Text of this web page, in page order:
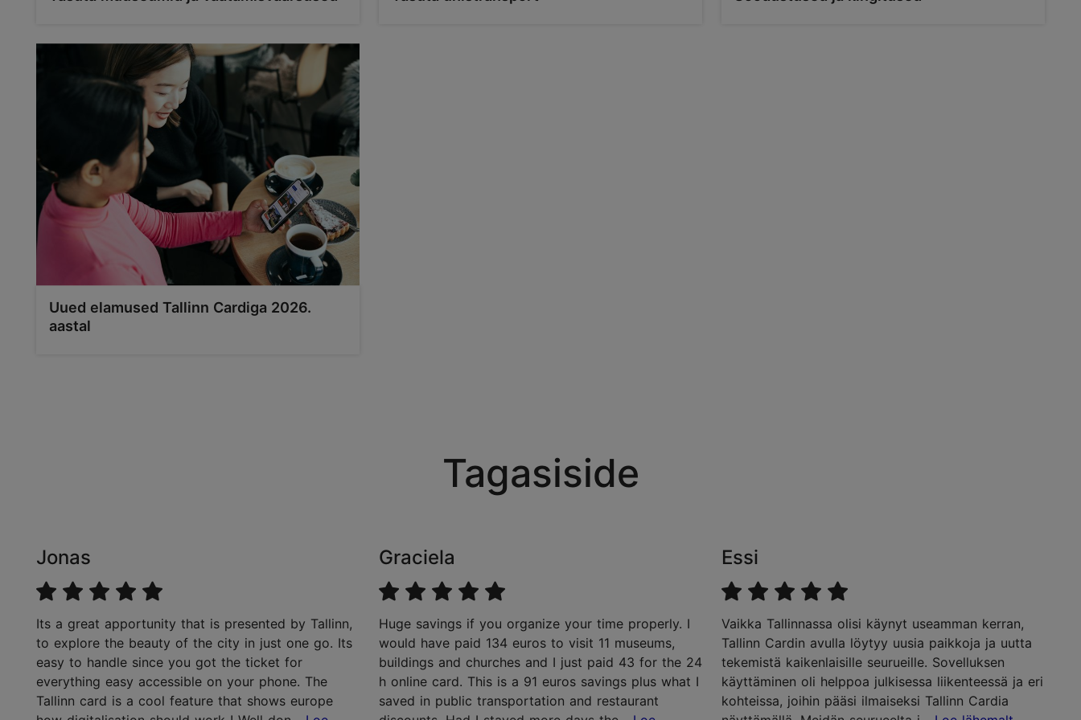
Uued elamused Tallinn Cardiga 2026.
aastal
Tagasiside
Jonas
Its a great apportunity that is presented by Tallinn,
to explore the beauty of the city in just one go. Its
easy to handle since you got the ticket for
everything easy accessible on your phone. The
Tallinn card is a cool feature that shows europe
Graciela
Huge savings if you organize your time properly. I
would have paid 134 euros to visit 11 museums,
buildings and churches and I just paid 43 for the 24
h online card. This is a 91 euros savings plus what I
saved in public transportation and restaurant
Essi
Vaikka Tallinnassa olisi käynyt useamman kerran,
Tallinn Cardin avulla löytyy uusia paikkoja ja uutta
tekemistä kaikenlaisille seurueille. Sovelluksen
käyttäminen oli helppoa julkisessa liikenteessä ja eri
kohteissa, joihin pääsi ilmaiseksi Tallinn Cardia